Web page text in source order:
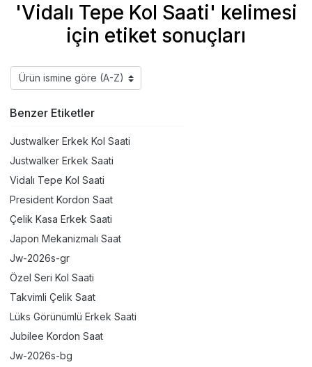
'Vidalı Tepe Kol Saati' kelimesi
için etiket sonuçları
Benzer Etiketler
Justwalker Erkek Kol Saati
Justwalker Erkek Saati
Vidalı Tepe Kol Saati
President Kordon Saat
Çelik Kasa Erkek Saati
Japon Mekanizmalı Saat
Jw-2026s-gr
Özel Seri Kol Saati
Takvimli Çelik Saat
Lüks Görünümlü Erkek Saati
Jubilee Kordon Saat
Jw-2026s-bg